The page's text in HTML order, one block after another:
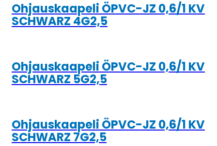
Ohjauskaapeli ÖPVC-JZ 0,6/1 KV
SCHWARZ 4G2,5
Ohjauskaapeli ÖPVC-JZ 0,6/1 KV
SCHWARZ 5G2,5
Ohjauskaapeli ÖPVC-JZ 0,6/1 KV
SCHWARZ 7G2,5